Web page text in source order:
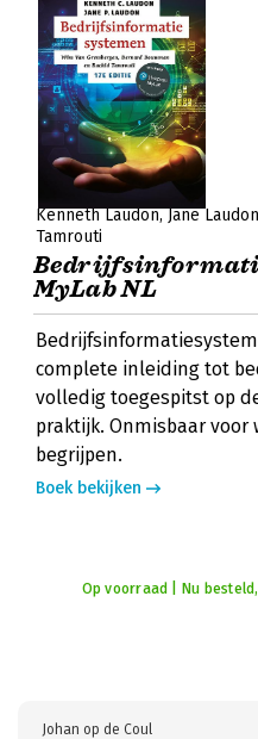
Kenneth Laudon Jane Laudon
Tamrouti
MyLab NL
complete inleiding tot
volledig toegespitst op
praktijk. Onmisbaar
begrijpen.
Boek bekijken
Op voorraad | Nu
Johan op de Coul